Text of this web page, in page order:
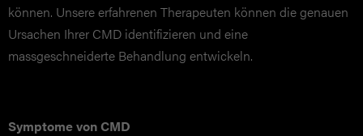
können. Unsere erfahrenen Therapeuten können die genauen
Ursachen Ihrer CMD identifizieren und eine
massgeschneiderte Behandlung entwickeln.
Symptome von CMD